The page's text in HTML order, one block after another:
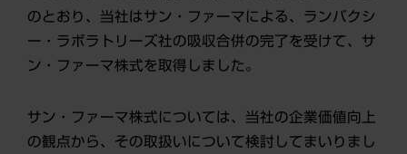
のとおり、当社はサン・ファーマによる、ランバクシ
ー・ラボラトリーズ社の吸収合併の完了を受けて、サ
ン・ファーマ株式を取得しました。
サン・ファーマ株式については、当社の企業価値向上
の観点から、その取扱いについて検討してまいりまし